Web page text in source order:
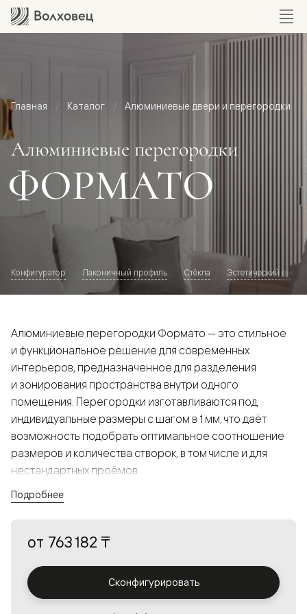
Главная Каталог Алюминиевые двери и перегородки
Алюминиевые перегородки
ФОРМАТО
Конфигуратор Лаконичный профиль Стёкла Эстетический
Алюминиевые перегородки Формато — это стильное
и функциональное решение для современных
интерьеров, предназначенное для разделения
и зонирования пространства внутри одного
помещения. Перегородки изготавливаются под
индивидуальные размеры с шагом в 1 мм, что даёт
возможность подобрать оптимальное соотношение
размеров и количества створок, в том числе и для
нестандартных проёмов.
а большой выбор вставок из стекла с различными
решения в интерьере и варьировать освещённость.
Подробнее
от 763 182 ₸
Сконфигурировать